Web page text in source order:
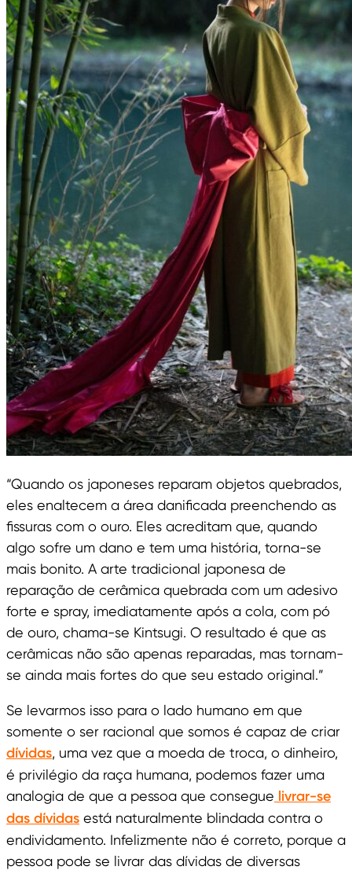
“Quando os japoneses reparam objetos quebrados,
eles enaltecem a área danificada preenchendo as
fissuras com o ouro. Eles acreditam que, quando
algo sofre um dano e tem uma história, torna-se
mais bonito. A arte tradicional japonesa de
reparação de cerâmica quebrada com um adesivo
forte e spray, imediatamente após a cola, com pó
de ouro, chama-se Kintsugi. O resultado é que as
cerâmicas não são apenas reparadas, mas tornam-
se ainda mais fortes do que seu estado original.”
Se levarmos isso para o lado humano em que
somente o ser racional que somos é capaz de criar
dívidas, uma vez que a moeda de troca, o dinheiro,
é privilégio da raça humana, podemos fazer uma
analogia de que a pessoa que consegue livrar-se
das dívidas está naturalmente blindada contra o
endividamento. Infelizmente não é correto, porque a
pessoa pode se livrar das dívidas de diversas